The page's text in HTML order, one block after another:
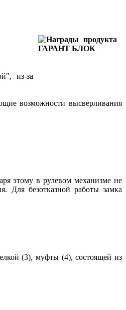
из-за
возможности высверливания
этому в рулевом механизме не
Для безотказной работы замка
(3), муфты (4), состоящей из